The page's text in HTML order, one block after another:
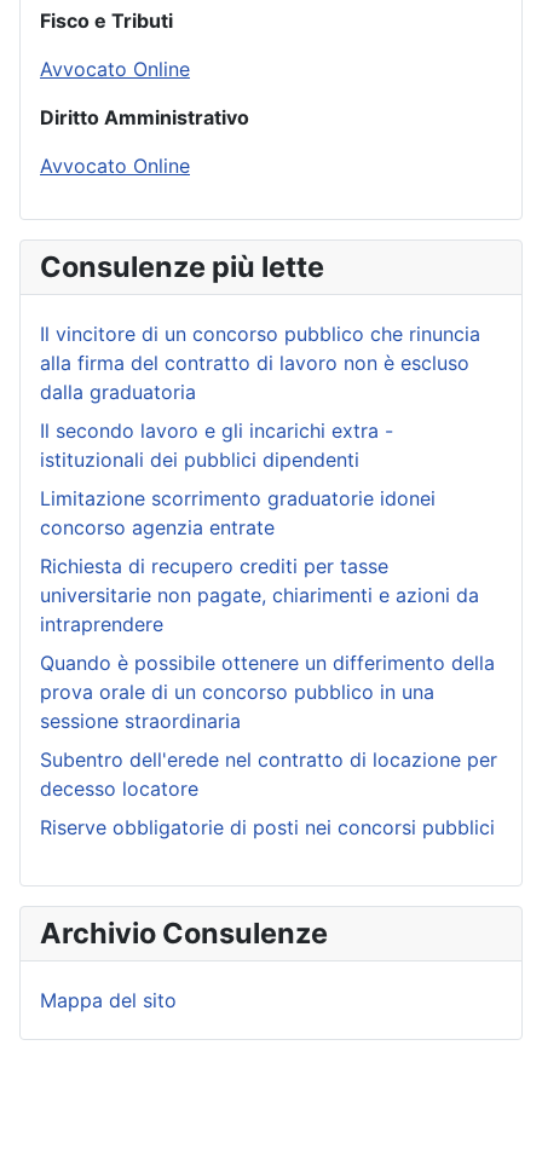
Fisco e Tributi
Avvocato Online
Diritto Amministrativo
Avvocato Online
Consulenze più lette
Il vincitore di un concorso pubblico che rinuncia
alla firma del contratto di lavoro non è escluso
dalla graduatoria
Il secondo lavoro e gli incarichi extra -
istituzionali dei pubblici dipendenti
Limitazione scorrimento graduatorie idonei
concorso agenzia entrate
Richiesta di recupero crediti per tasse
universitarie non pagate, chiarimenti e azioni da
intraprendere
Quando è possibile ottenere un differimento della
prova orale di un concorso pubblico in una
sessione straordinaria
Subentro dell'erede nel contratto di locazione per
decesso locatore
Riserve obbligatorie di posti nei concorsi pubblici
Archivio Consulenze
Mappa del sito